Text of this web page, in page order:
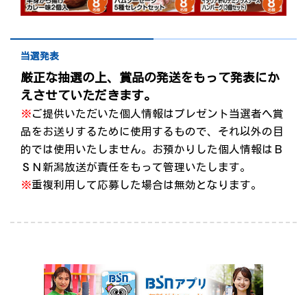
当選発表
厳正な抽選の上、賞品の発送をもって発表にか
えさせていただきます。
※ご提供いただいた個人情報はプレゼント当選者へ賞
品をお送りするために使用するもので、それ以外の目
的では使用いたしません。お預かりした個人情報はＢ
ＳＮ新潟放送が責任をもって管理いたします。
※重複利用して応募した場合は無効となります。